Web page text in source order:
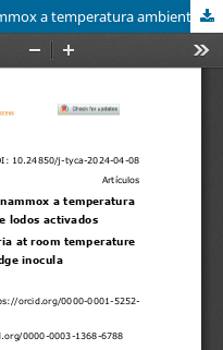
Enriquecimiento de bacterias anammox a temperatura ambiente con inóculos de lodos activados